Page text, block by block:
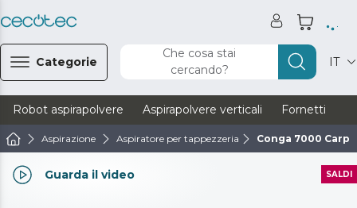
Categorie
Che cosa stai
cercando?
IT
Robot aspirapolvere Aspirapolvere verticali Fornetti
Aspirazione Aspiratore per tappezzeria Conga 7000
Guarda il video SALDI